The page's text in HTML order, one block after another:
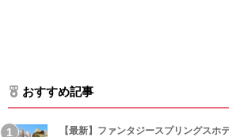
おすすめ記事
【最新】ファンタジースプリングスホ